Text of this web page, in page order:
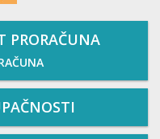
PRORAČUNA